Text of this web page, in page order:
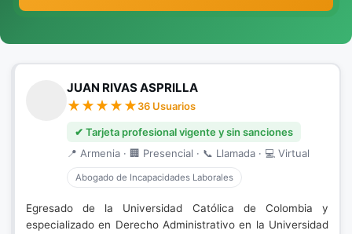
JUAN RIVAS ASPRILLA
36 Usuarios
✔ Tarjeta profesional vigente y sin sanciones
📍 Armenia · 🏢 Presencial · 📞 Llamada · 💻 Virtual
Abogado de Incapacidades Laborales
Egresado de la Universidad Católica de Colombia y
especializado en Derecho Administrativo en la Universidad